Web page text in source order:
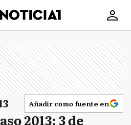
Añadir como fuente en
2013: 3 de